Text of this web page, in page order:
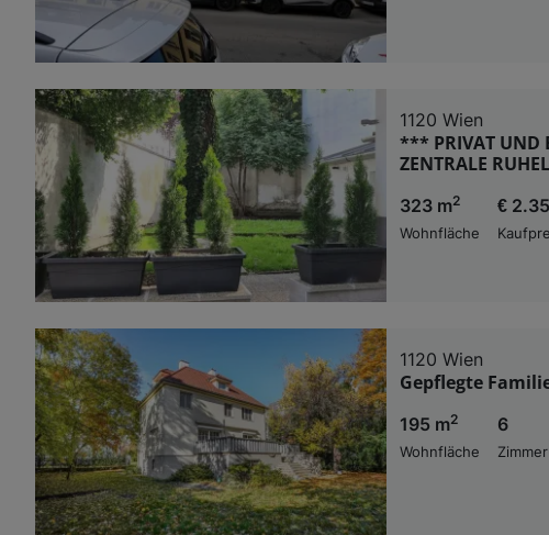
1120 Wien
*** PRIVAT UND
ZENTRALE
323 m2
Wohnfläche
€
1120 Wien
Gepflegte
195 m2
Wohnfläche
6
Zimmer